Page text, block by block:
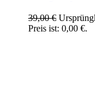
39,00€
Preis ist: 0,00 €.